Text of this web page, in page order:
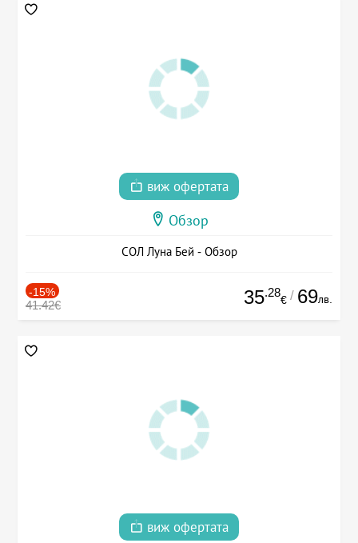
виж офертата
Обзор
СОЛ Луна Бей - Обзор
-15%
41.42€ 35.28
€ / 69лв.
виж офертата